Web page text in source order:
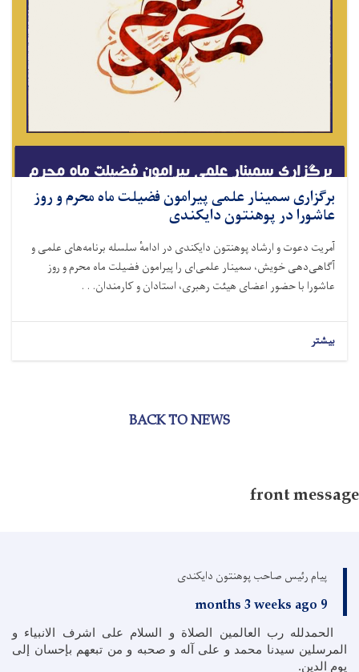
برگزاری سمینار علمی پیرامون فضیلت ماه محرم و روز
عاشورا در پوهنتون دایکندی
آمریت دعوت و ارشاد پوهنتون دایکندی در ادامهٔ سلسله برنامه‌های علمی و
آگاهی‌دهی خویش، سمینار علمی‌ای را پیرامون فضیلت ماه محرم و روز
عاشورا با حضور اعضای هیئت رهبری، استادان و کارمندان. . .
بیشتر
BACK TO NEWS
front message
پیام رئیس صاحب پوهنتون دایکندی
9 months 3 weeks ago
الحمدلله رب العالمین الصلاة و السلام علی اشرف الانبیاء و
المرسلین سیدنا محمد و علی آله و صحبه و من تبعهم بإحسان إلی
یوم الدین.